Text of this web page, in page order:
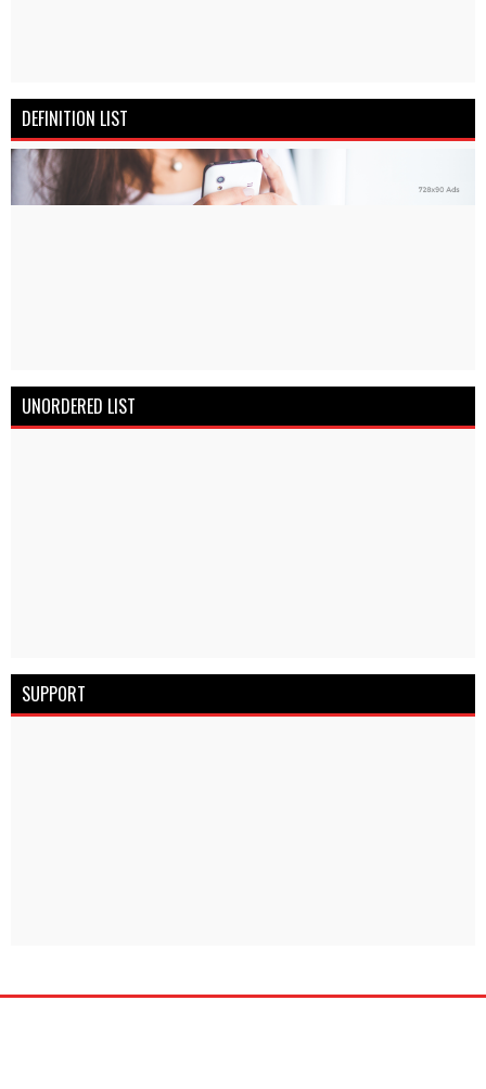
DEFINITION LIST
UNORDERED LIST
SUPPORT